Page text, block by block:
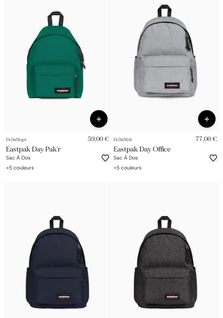
Ek0a5bg4 59,00 €
Eastpak Day Pak'r
Sac À Dos
+5 couleurs
Ek0a5bik 77,00 €
Eastpak Day Office
Sac À Dos
+5 couleurs